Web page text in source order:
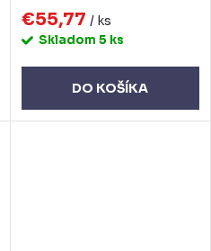
€55,77 / ks
Skladom 5 ks
DO KOŠÍKA